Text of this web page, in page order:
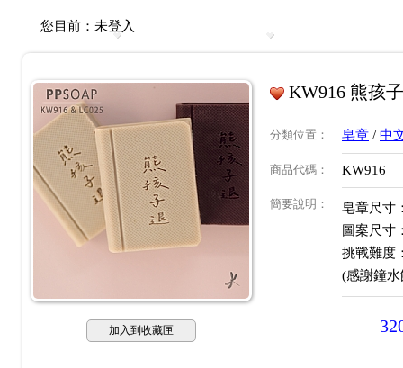
您目前： 未登入
加入到收藏匣
KW916 熊孩
分類位置 ： 皂章 / 中
商品代碼 ： KW916
簡要說明 ：
皂章尺寸
圖案尺寸
挑戰難
(感謝鐘